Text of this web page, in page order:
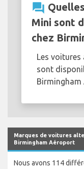
question_answer
Mini sont
chez
Les
sont
Birmingham
Marques de voitures
Birmingham Aéroport
Nous avons 114